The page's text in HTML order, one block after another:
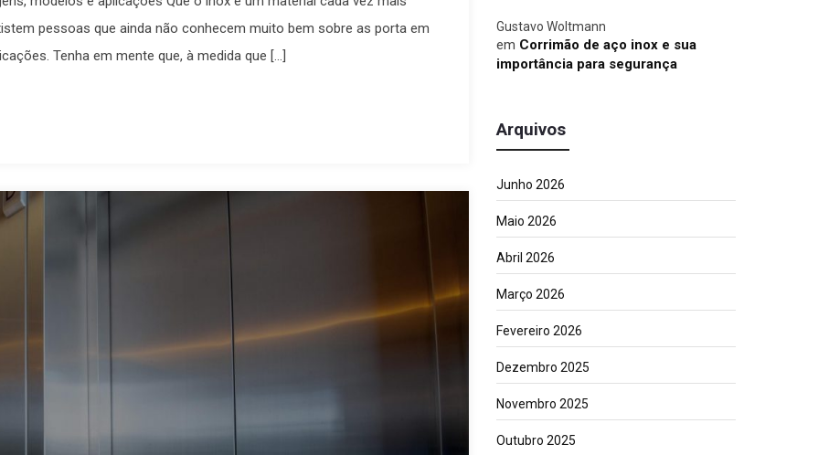
pessoas que ainda não conhecem muito bem sobre as porta em
Tenha em mente que, à medida que […]
Gustavo Woltmann
em Corrimão de aço inox e sua
importância para segurança
Arquivos
Junho 2026
Maio 2026
Abril 2026
Março 2026
Fevereiro 2026
Dezembro 2025
Novembro 2025
Outubro 2025